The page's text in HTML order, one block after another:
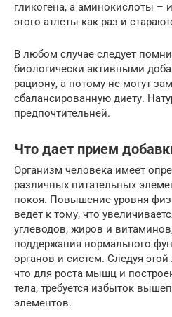
гликогена, а аминокислоты –
этого атлеты как раз и
В любом случае следует
биологически активными
рациону, а потому не могут
сбалансированную диету.
предпочтительней.
Что дает прием
Организм человека имеет
различных питательных
покоя. Повышение уровня
ведет к тому, что
углеводов, жиров и
поддержания нормального
органов и систем. Следуя этой
что для роста мышц и
тела, требуется избыток
элементов.